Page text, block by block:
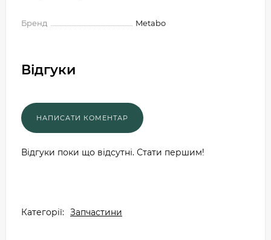
Бренд Metabo
Відгуки
Відгуки поки що відсутні. Стати першим!
Категорії: Запчастини